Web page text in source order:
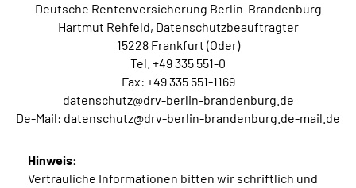
Deutsche Rentenversicherung Berlin-Brandenburg
Hartmut Rehfeld, Datenschutzbeauftragter
15228 Frankfurt (Oder)
Tel. +49 335 551-0
Fax: +49 335 551-1169
datenschutz@drv-berlin-brandenburg.de
De-Mail: datenschutz@drv-berlin-brandenburg.de-mail.de
Hinweis:
Vertrauliche Informationen bitten wir schriftlich und